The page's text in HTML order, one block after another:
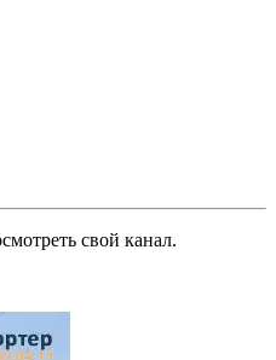
свой канал.